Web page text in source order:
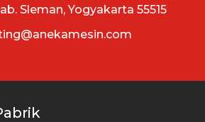
Sleman, Yogyakarta 55515